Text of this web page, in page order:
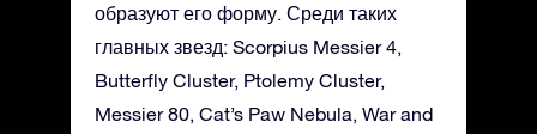
образуют его форму. Среди таких
главных звезд: Scorpius Messier 4,
Butterfly Cluster, Ptolemy Cluster,
Messier 80, Cat’s Paw Nebula, War and